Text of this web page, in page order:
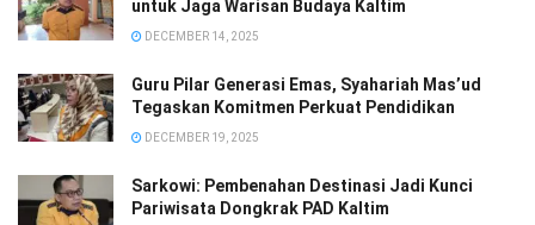
untuk Jaga Warisan Budaya Kaltim
DECEMBER 14, 2025
Guru Pilar Generasi Emas, Syahariah Mas’ud
Tegaskan Komitmen Perkuat Pendidikan
DECEMBER 19, 2025
Sarkowi: Pembenahan Destinasi Jadi Kunci
Pariwisata Dongkrak PAD Kaltim